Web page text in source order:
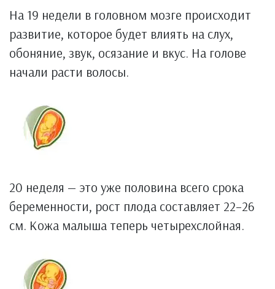
На 19 недели в головном мозге происходит
развитие, которое будет влиять на слух,
обоняние, звук, осязание и вкус. На голове
начали расти волосы.
20 неделя — это уже половина всего срока
беременности, рост плода составляет 22–26
см. Кожа малыша теперь четырехслойная.